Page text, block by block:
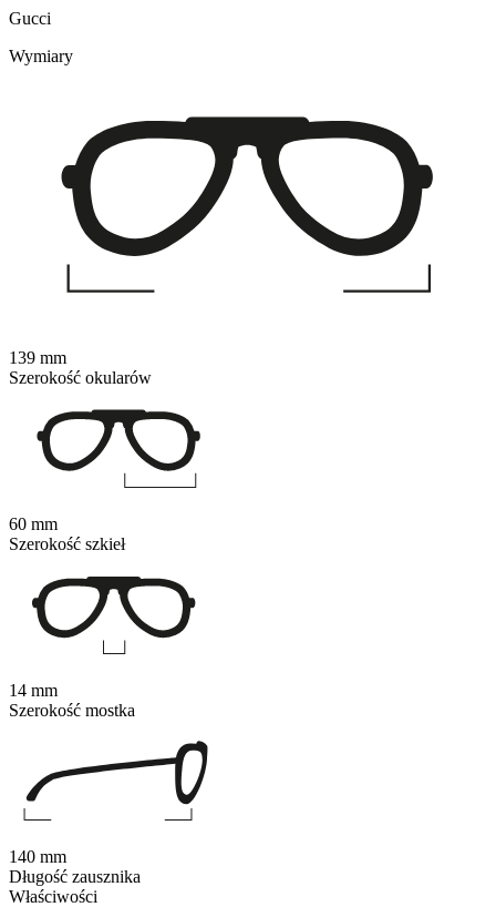
Gucci
Właściwości
Wymiary
139 mm
Szerokość okularów
60 mm
Szerokość szkieł
14 mm
Szerokość mostka
140 mm
Długość zausznika